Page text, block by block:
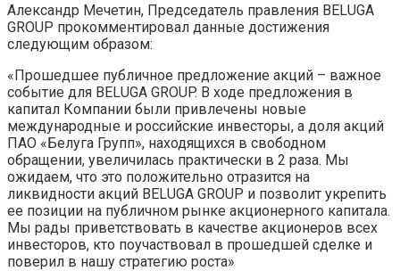
Александр Мечетин, Председатель правления BELUGA
GROUP прокомментировал данные достижения
следующим образом:
«Прошедшее публичное предложение акций – важное
событие для BELUGA GROUP. В ходе предложения в
капитал Компании были привлечены новые
международные и российские инвесторы, а доля акций
ПАО «Белуга Групп», находящихся в свободном
обращении, увеличилась практически в 2 раза. Мы
ожидаем, что это положительно отразится на
ликвидности акций BELUGA GROUP и позволит укрепить
ее позиции на публичном рынке акционерного капитала.
Мы рады приветствовать в качестве акционеров всех
инвесторов, кто поучаствовал в прошедшей сделке и
поверил в нашу стратегию роста»